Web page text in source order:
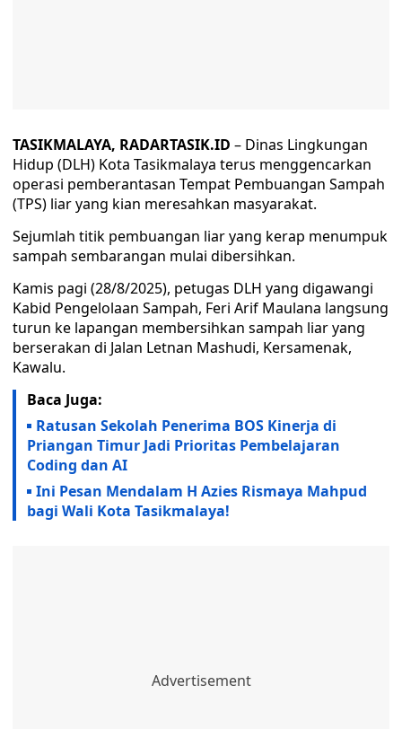
TASIKMALAYA, RADARTASIK.ID – Dinas Lingkungan
Hidup (DLH) Kota Tasikmalaya terus menggencarkan
operasi pemberantasan Tempat Pembuangan Sampah
(TPS) liar yang kian meresahkan masyarakat.
Sejumlah titik pembuangan liar yang kerap menumpuk
sampah sembarangan mulai dibersihkan.
Kamis pagi (28/8/2025), petugas DLH yang digawangi
Kabid Pengelolaan Sampah, Feri Arif Maulana langsung
turun ke lapangan membersihkan sampah liar yang
berserakan di Jalan Letnan Mashudi, Kersamenak,
Kawalu.
Baca Juga:
Ratusan Sekolah Penerima BOS Kinerja di
Priangan Timur Jadi Prioritas Pembelajaran
Coding dan AI
Ini Pesan Mendalam H Azies Rismaya Mahpud
bagi Wali Kota Tasikmalaya!